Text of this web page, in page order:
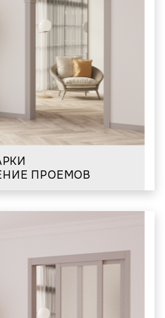
ПРОЕМОВ